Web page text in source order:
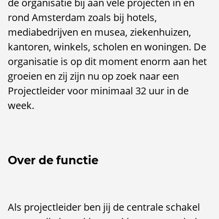
de organisatie bij aan vele projecten in en
rond Amsterdam zoals bij hotels,
mediabedrijven en musea, ziekenhuizen,
kantoren, winkels, scholen en woningen. De
organisatie is op dit moment enorm aan het
groeien en zij zijn nu op zoek naar een
Projectleider voor minimaal 32 uur in de
week.
Over de functie
Als projectleider ben jij de centrale schakel